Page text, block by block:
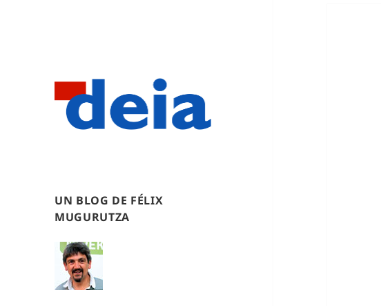
UN BLOG DE FÉLIX
MUGURUTZA